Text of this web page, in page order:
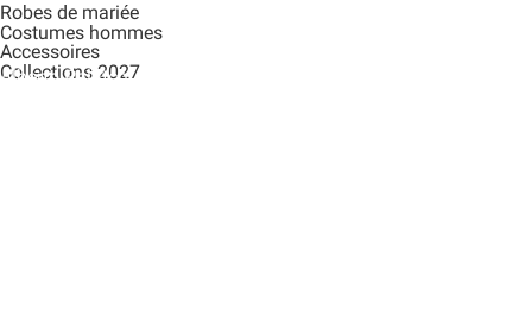
Robes de mariée
Costumes hommes
Accessoires
Collections 2027
Alberto Palatchi